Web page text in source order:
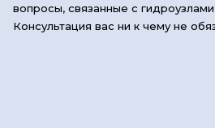
вопросы, связанные с гидроузлами
Консультация вас ни к чему не